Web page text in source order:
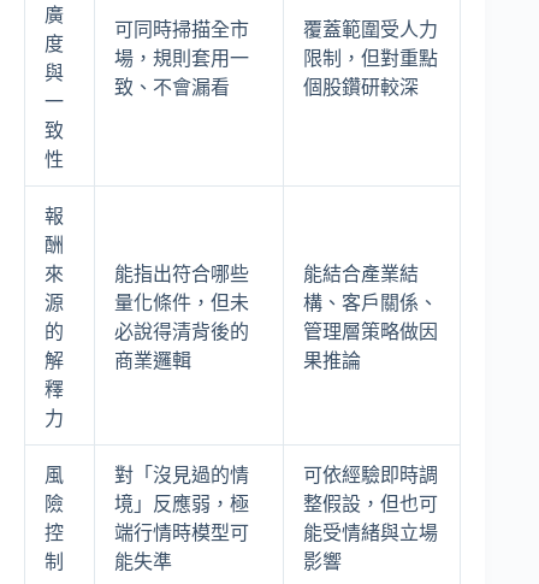
廣
度
與
一
致
性
可同時掃描全市
場，規則套用一
致、不會漏看
覆蓋範圍受人力
限制，但對重點
個股鑽研較深
報
酬
來
源
的
解
釋
力
能指出符合哪些
量化條件，但未
必說得清背後的
商業邏輯
能結合產業結
構、客戶關係、
管理層策略做因
果推論
風
險
控
制
對「沒見過的情
境」反應弱，極
端行情時模型可
能失準
可依經驗即時調
整假設，但也可
能受情緒與立場
影響